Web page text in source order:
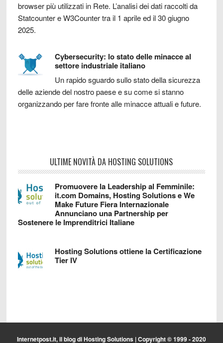
browser più utilizzati in Rete. L’analisi dei dati raccolti da
Statcounter e W3Counter tra il 1 aprile ed il 30 giugno
2025.
Cybersecurity: lo stato delle minacce al
settore industriale italiano
Un rapido sguardo sullo stato della sicurezza
delle aziende del nostro paese e su come si stanno
organizzando per fare fronte alle minacce attuali e future.
ULTIME NOVITÀ DA HOSTING SOLUTIONS
Promuovere la Leadership al Femminile:
it.com Domains, Hosting Solutions e We
Make Future Fiera Internazionale
Annunciano una Partnership per
Sostenere le Imprenditrici Italiane
Hosting Solutions ottiene la Certificazione
Tier IV
Internetpost.it, il blog diHosting Solutions | Copyright © 1999 - 2020